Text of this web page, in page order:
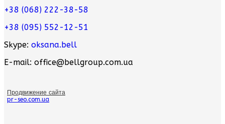
+38 (068) 222-38-58
+38 (095) 552-12-51
Skype: oksana.bell
E-mail: office@bellgroup.com.ua
Продвижение сайта
pr-seo.com.ua